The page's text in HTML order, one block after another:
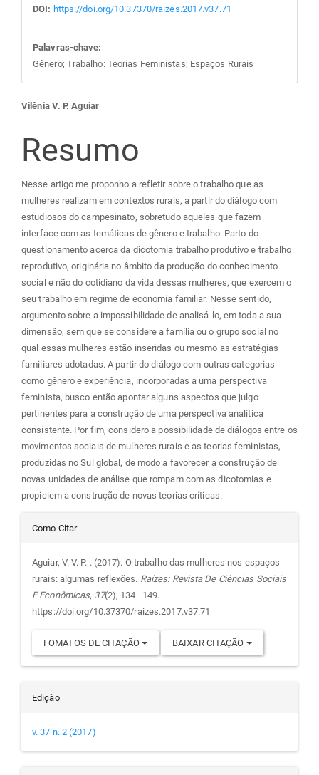
DOI: https://doi.org/10.37370/raizes.2017.v37.71
Palavras-chave:
Gênero; Trabalho: Teorias Feministas; Espaços Rurais
Conteúdo
do
artigo
principal
Vilênia V. P. Aguiar
Resumo
Nesse artigo me proponho a refletir sobre o trabalho que as
mulheres realizam em contextos rurais, a partir do diálogo com
estudiosos do campesinato, sobretudo aqueles que fazem
interface com as temáticas de gênero e trabalho. Parto do
questionamento acerca da dicotomia trabalho produtivo e trabalho
reprodutivo, originária no âmbito da produção do conhecimento
social e não do cotidiano da vida dessas mulheres, que exercem o
seu trabalho em regime de economia familiar. Nesse sentido,
argumento sobre a impossibilidade de analisá-lo, em toda a sua
dimensão, sem que se considere a família ou o grupo social no
qual essas mulheres estão inseridas ou mesmo as estratégias
familiares adotadas. A partir do diálogo com outras categorias
como gênero e experiência, incorporadas a uma perspectiva
feminista, busco então apontar alguns aspectos que julgo
pertinentes para a construção de uma perspectiva analítica
consistente. Por fim, considero a possibilidade de diálogos entre os
movimentos sociais de mulheres rurais e as teorias feministas,
produzidas no Sul global, de modo a favorecer a construção de
novas unidades de análise que rompam com as dicotomias e
propiciem a construção de novas teorias críticas.
Detalhes
do
artigo
Como Citar
Aguiar, V. V. P. . (2017). O trabalho das mulheres nos espaços
rurais: algumas reflexões. Raízes: Revista De Ciências Sociais
E Econômicas, 37(2), 134–149.
https://doi.org/10.37370/raizes.2017.v37.71
FOMATOS DE CITAÇÃO BAIXAR CITAÇÃO
Edição
v. 37 n. 2 (2017)